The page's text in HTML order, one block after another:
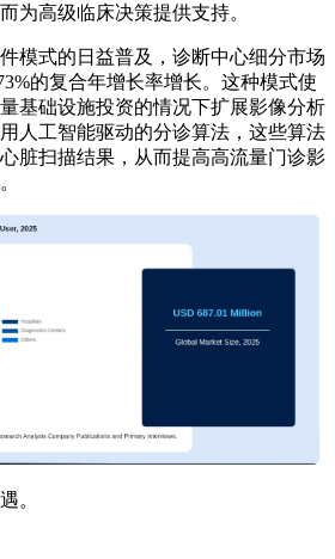
为高级临床决策提供支持。
模式的日益普及，诊断中心细分市场
的复合年增长率增长。这种模式使
基础设施投资的情况下扩展影像分析
人工智能驱动的分诊算法，这些算法
脏扫描结果，从而提高高流量门诊影
。